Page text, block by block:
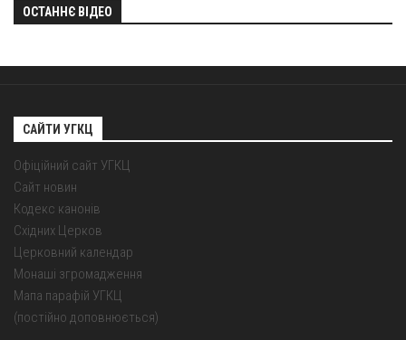
ОСТАННЄ ВІДЕО
САЙТИ УГКЦ
Офіційний сайт УГКЦ
Сайт новин
Кодекс канонів
Східних Церков
Церковний календар
Монаші згромадження
Мапа парафій УГКЦ
(постійно доповнюється)